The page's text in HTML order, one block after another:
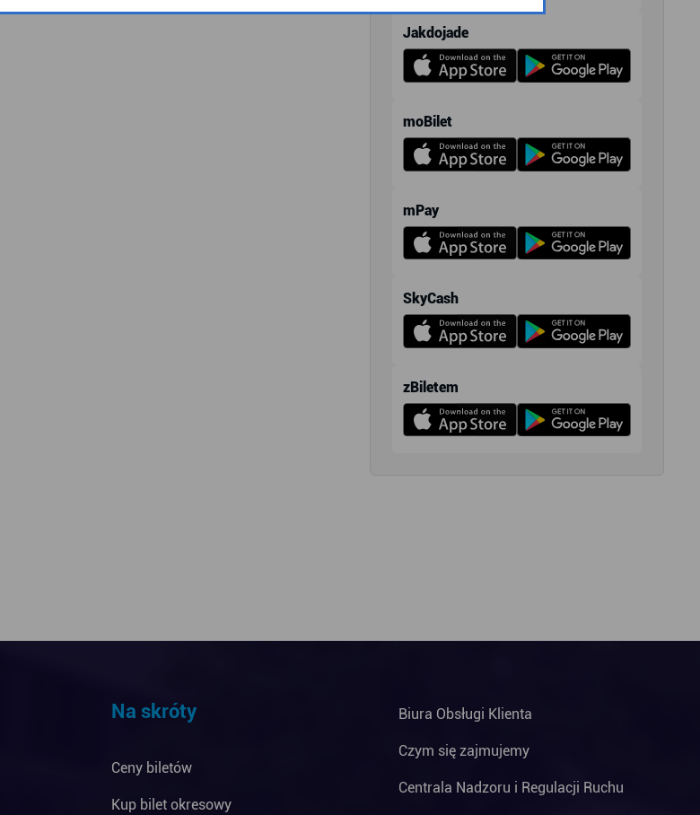
Jakdojade
moBilet
mPay
SkyCash
zBiletem
Na skróty
Ceny biletów
Kup bilet okresowy
Biura Obsługi Klienta
Czym się zajmujemy
Centrala Nadzoru i Regulacji Ruchu